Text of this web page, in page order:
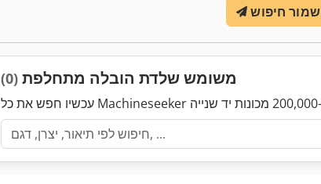
שמור חיפוש
משומש שלדת הובלה מתחלפת (0)